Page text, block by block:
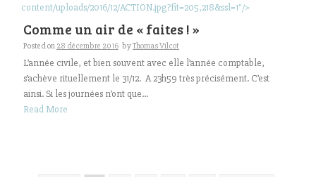
content/uploads/2016/12/ACTION.jpg?fit=205,218&ssl=1"/>
Comme un air de « faites ! »
Posted on 28 décembre 2016 byThomas Vilcot
L’année civile, et bien souvent avec elle l’année comptable,
s’achève rituellement le 31/12. A 23h59 très précisément. C’est
ainsi. Si les journées n’ont que...
Read More